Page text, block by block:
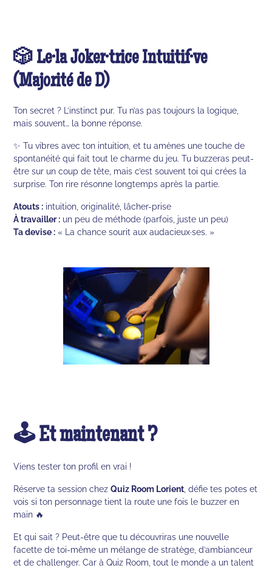
🎲 Le·la Joker·trice Intuitif·ve
(Majorité de D)
Ton secret ? L’instinct pur. Tu n’as pas toujours la logique,
mais souvent… la bonne réponse.
✨ Tu vibres avec ton intuition, et tu amènes une touche de
spontanéité qui fait tout le charme du jeu. Tu buzzeras peut-
être sur un coup de tête, mais c’est souvent toi qui crées la
surprise. Ton rire résonne longtemps après la partie.
Atouts : intuition, originalité, lâcher-prise
À travailler : un peu de méthode (parfois, juste un peu)
Ta devise : « La chance sourit aux audacieux·ses. »
🕹️ Et maintenant ?
Viens tester ton profil en vrai !
Réserve ta session chezQuiz Room Lorient , défie tes potes et
vois si ton personnage tient la route une fois le buzzer en
main 🔥
Et qui sait ? Peut-être que tu découvriras une nouvelle
facette de toi-même un mélange de stratège, d’ambianceur
et de challenger. Car à Quiz Room, tout le monde a un talent